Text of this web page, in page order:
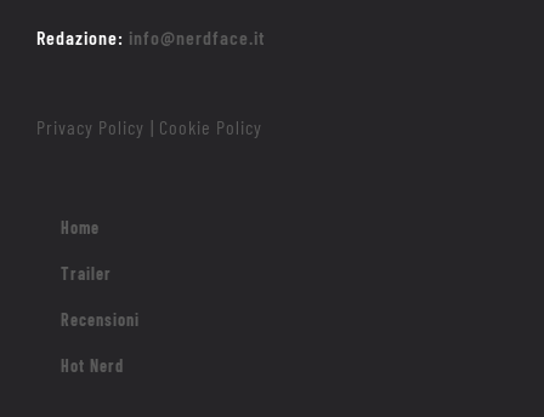
Redazione: info@nerdface.it
Privacy Policy | Cookie Policy
Home
Trailer
Recensioni
Hot Nerd